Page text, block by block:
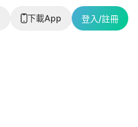
下載App 登入/註冊